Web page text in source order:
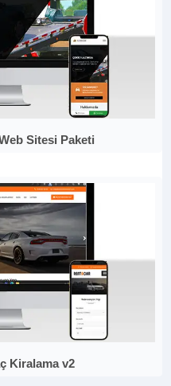
Sitesi Paketi
Kiralama v2